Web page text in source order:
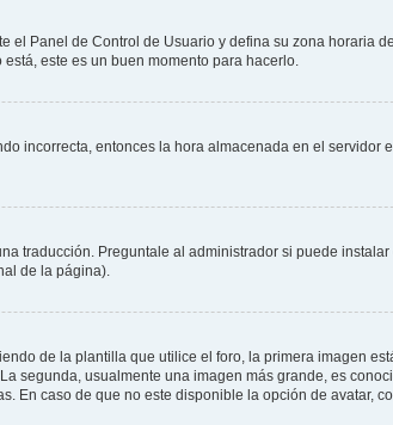
Panel de Control de Usuario y defina su zona horaria
este es un buen momento para hacerlo.
incorrecta, entonces la hora almacenada en el servidor
traducción. Preguntale al administrador si puede
de la página).
de la plantilla que utilice el foro, la primera imagen
segunda, usualmente una imagen más grande, es
caso de que no este disponible la opción de avatar,